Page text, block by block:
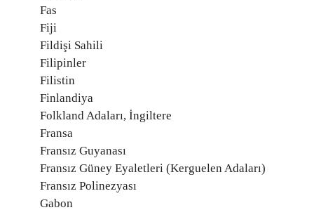
Fas
Fiji
Fildişi Sahili
Filipinler
Filistin
Finlandiya
Folkland Adaları, İngiltere
Fransa
Fransız Guyanası
Fransız Güney Eyaletleri (Kerguelen Adaları)
Fransız Polinezyası
Gabon